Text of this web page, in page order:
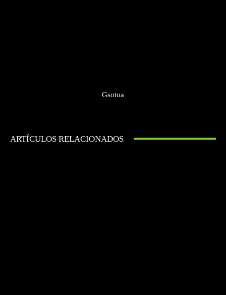
Gsotoa
ARTÍCULOS RELACIONADOS